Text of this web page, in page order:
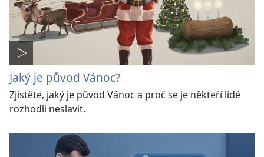
Jaký je původ Vánoc?
Zjistěte, jaký je původ Vánoc a proč se je někteří lidé
rozhodli neslavit.